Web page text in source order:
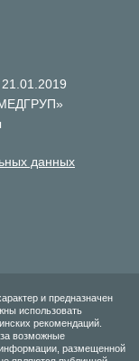
данных
и предназначен
использовать
рекомендаций.
возможные
информации, размещенной